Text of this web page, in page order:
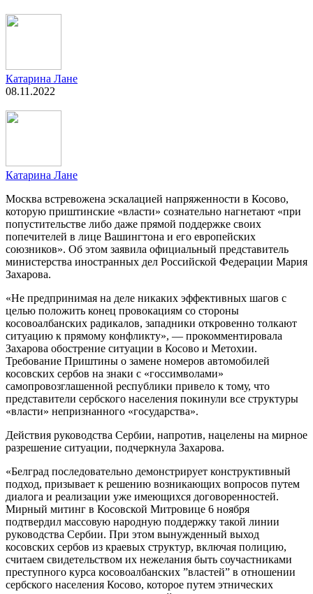
Катарина Лане
08.11.2022
Катарина Лане
Москва встревожена эскалацией напряженности в Косово,
которую приштинские «власти» сознательно нагнетают «при
попустительстве либо даже прямой поддержке своих
попечителей в лице Вашингтона и его европейских
союзников». Об этом заявила официальный представитель
министерства иностранных дел Российской Федерации Мария
Захарова.
«Не предпринимая на деле никаких эффективных шагов с
целью положить конец провокациям со стороны
косовоалбанских радикалов, западники откровенно толкают
ситуацию к прямому конфликту», — прокомментировала
Захарова обострение ситуации в Косово и Метохии.
Требование Приштины о замене номеров автомобилей
косовских сербов на знаки с «госсимволами»
самопровозглашенной республики привело к тому, что
представители сербского населения покинули все структуры
«власти» непризнанного «государства».
Действия руководства Сербии, напротив, нацелены на мирное
разрешение ситуации, подчеркнула Захарова.
«Белград последовательно демонстрирует конструктивный
подход, призывает к решению возникающих вопросов путем
диалога и реализации уже имеющихся договоренностей.
Мирный митинг в Косовской Митровице 6 ноября
подтвердил массовую народную поддержку такой линии
руководства Сербии. При этом вынужденный выход
косовских сербов из краевых структур, включая полицию,
считаем свидетельством их нежелания быть соучастниками
преступного курса косовоалбанских ”властей” в отношении
сербского населения Косово, которое путем этнических